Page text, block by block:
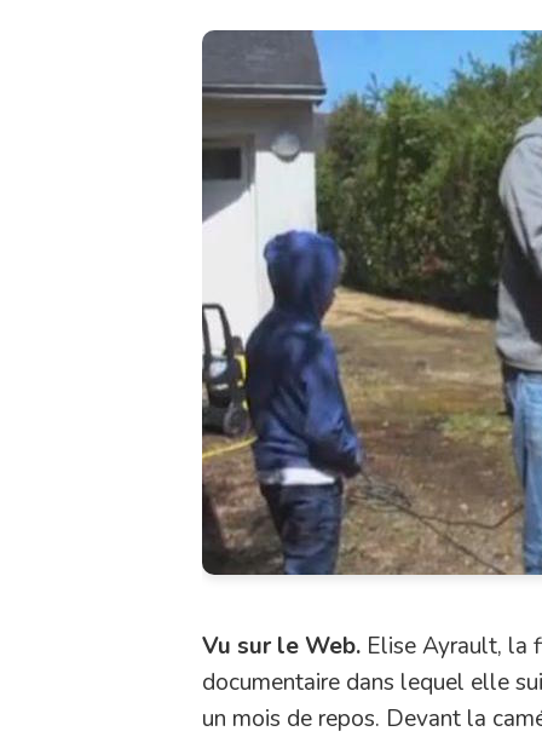
Vu sur le Web. Elise Ayrault, la
documentaire dans lequel elle
un mois de repos. Devant la